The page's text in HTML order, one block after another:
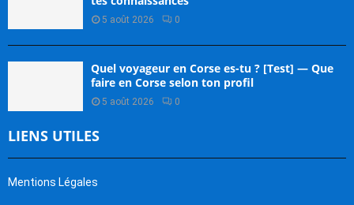
5 août 2026 0
Quel voyageur en Corse es-tu ? [Test] — Que
faire en Corse selon ton profil
5 août 2026 0
LIENS UTILES
Mentions Légales